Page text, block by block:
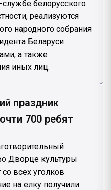
белорусского
реализуются
народного собрания
Беларуси
а также
иных лиц.
праздник
700 ребят
Дворце культуры
всех уголков
на елку получили